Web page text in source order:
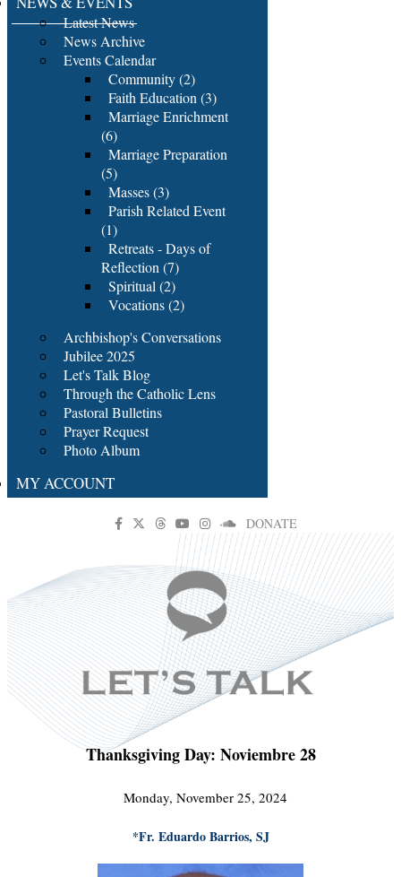
Latest News
News Archive
Events Calendar
Community (2)
Faith Education (3)
Marriage Enrichment
(6)
Marriage Preparation
(5)
Masses (3)
Parish Related Event
(1)
Retreats - Days of
Reflection (7)
Spiritual (2)
Vocations (2)
Archbishop's Conversations
Jubilee 2025
Let's Talk Blog
Through the Catholic Lens
Pastoral Bulletins
Prayer Request
Photo Album
MY ACCOUNT
DONATE
Thanksgiving Day: Noviembre 28
Monday, November 25, 2024
*Fr. Eduardo Barrios, SJ